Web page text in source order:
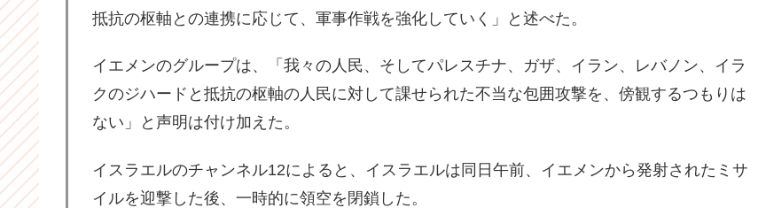
抵抗の枢軸との連携に応じて、軍事作戦を強化していく」と述べた。
イエメンのグループは、「我々の人民、そしてパレスチナ、ガザ、イラン、レバノン、イラ
クのジハードと抵抗の枢軸の人民に対して課せられた不当な包囲攻撃を、傍観するつもりは
ない」と声明は付け加えた。
イスラエルのチャンネル12によると、イスラエルは同日午前、イエメンから発射されたミサ
イルを迎撃した後、一時的に領空を閉鎖した。